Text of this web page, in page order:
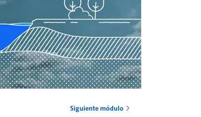
Siguiente módulo